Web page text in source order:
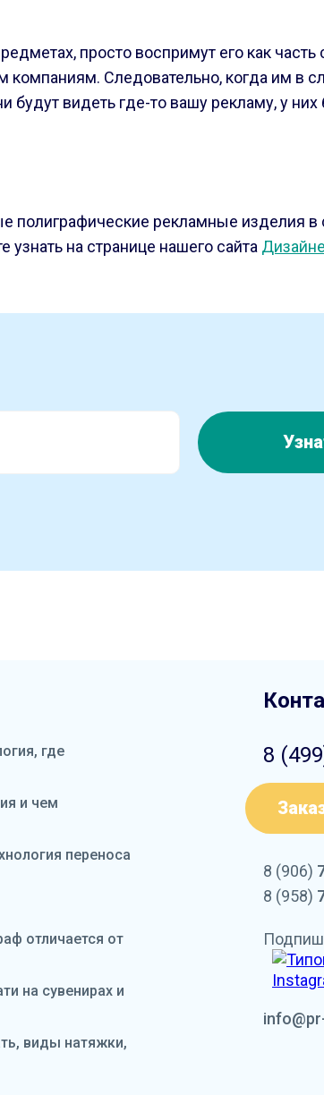
просто воспримут его как
Следовательно, когда им в
видеть где-то вашу рекламу, у них
рекламные изделия в
на странице нашего сайта
где
и чем
переноса
отличается от
на сувенирах и
виды натяжки,
8
8 (906)
8 (958)